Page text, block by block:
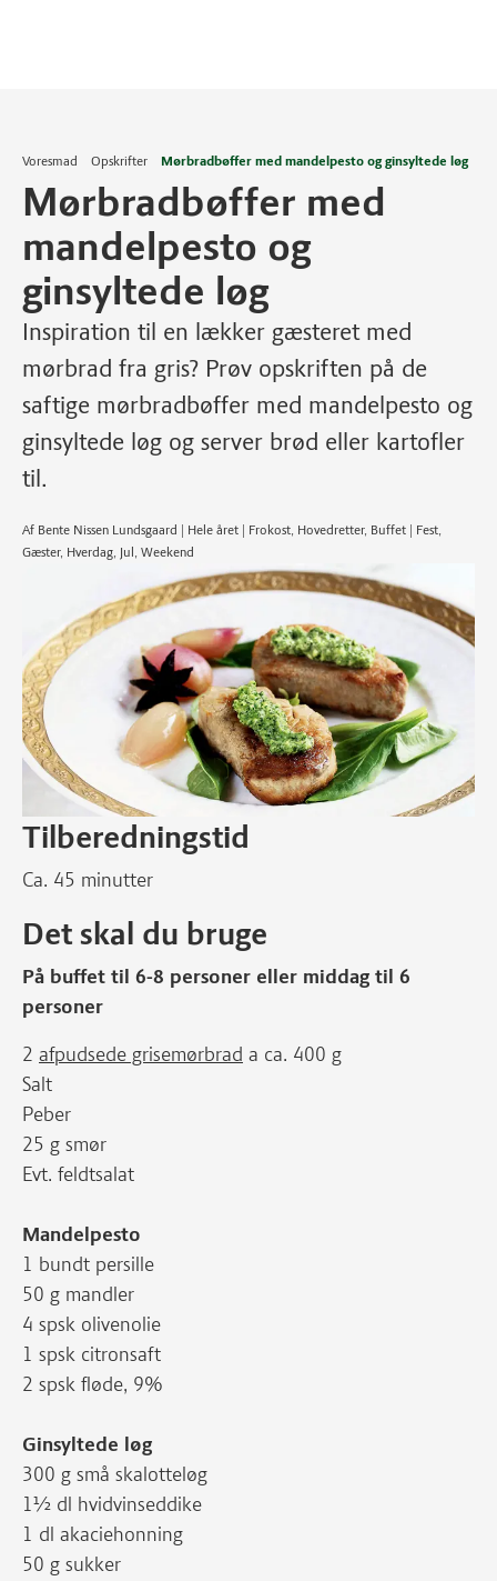
Voresmad Opskrifter Mørbradbøffer med mandelpesto og ginsyltede løg
Mørbradbøffer med
mandelpesto og
ginsyltede løg
Inspiration til en lækker gæsteret med
mørbrad fra gris? Prøv opskriften på de
saftige mørbradbøffer med mandelpesto og
ginsyltede løg og server brød eller kartofler
til.
Af Bente Nissen Lundsgaard | Hele året | Frokost, Hovedretter, Buffet | Fest,
Gæster, Hverdag, Jul, Weekend
Tilberedningstid
Ca. 45 minutter
Det skal du bruge
På buffet til 6-8 personer eller middag til 6
personer
2 afpudsede grisemørbrad a ca. 400 g
Salt
Peber
25 g smør
Evt. feldtsalat
Mandelpesto
1 bundt persille
50 g mandler
4 spsk olivenolie
1 spsk citronsaft
2 spsk fløde, 9%
Ginsyltede løg
300 g små skalotteløg
1½ dl hvidvinseddike
1 dl akaciehonning
50 g sukker